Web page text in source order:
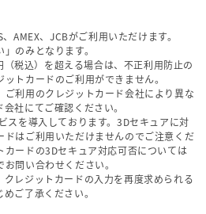
AMEX、JCBがご利用いただけます。
のみとなります。
税込）を超える場合は、不正利用防止の
トカードのご利用ができません。
ご利用のクレジットカード会社により異な
社にてご確認ください。
スを導入しております。3Dセキュアに対
ドはご利用いただけませんのでご注意くだ
カードの3Dセキュア対応可否については
問い合わせください。
クレジットカードの入力を再度求められる
ご了承ください。